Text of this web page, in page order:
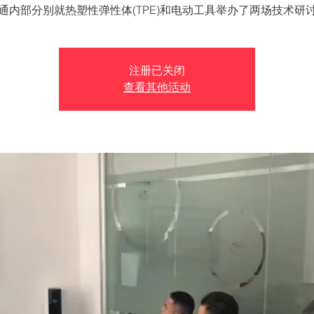
内部分别就热塑性弹性体(TPE)和电动工具举办了两场技术研
注册已关闭
查看其他活动